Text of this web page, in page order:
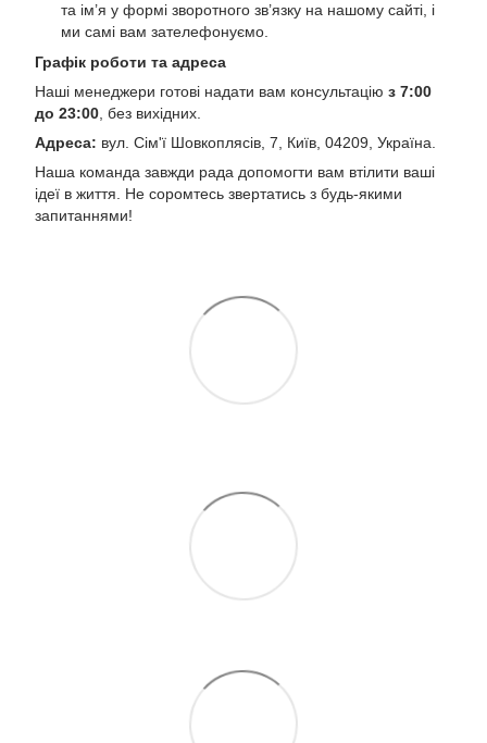
та ім’я у формі зворотного зв’язку на нашому сайті, і
ми самі вам зателефонуємо.
Графік роботи та адреса
Наші менеджери готові надати вам консультацію з 7:00
до 23:00, без вихідних.
Адреса: вул. Сім'ї Шовкоплясів, 7, Київ, 04209, Україна.
Наша команда завжди рада допомогти вам втілити ваші
ідеї в життя. Не соромтесь звертатись з будь-якими
запитаннями!